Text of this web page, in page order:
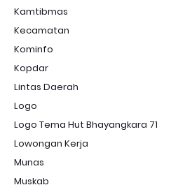
Kamtibmas
Kecamatan
Kominfo
Kopdar
Lintas Daerah
Logo
Logo Tema Hut Bhayangkara 71
Lowongan Kerja
Munas
Muskab